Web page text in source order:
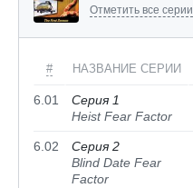
Отметить все серии
# НАЗВАНИЕ СЕРИИ
6.01
Серия 1
Heist Fear Factor
6.02
Серия 2
Blind Date Fear
Factor